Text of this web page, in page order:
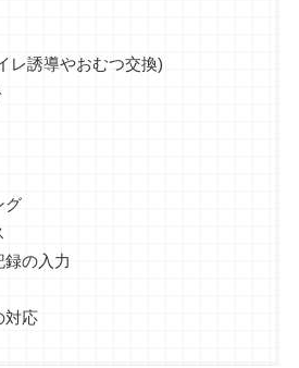
レ誘導やおむつ交換)
グ
録の入力
対応